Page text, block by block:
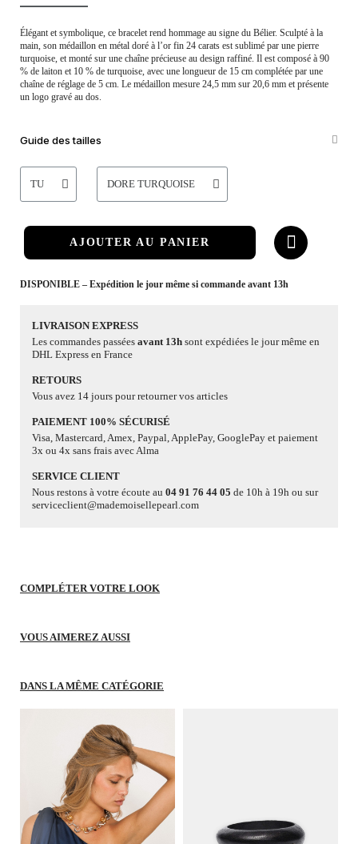
Élégant et symbolique, ce bracelet rend hommage au signe du Bélier. Sculpté à la
main, son médaillon en métal doré à l’or fin 24 carats est sublimé par une pierre
turquoise, et monté sur une chaîne précieuse au design raffiné. Il est composé à 90
% de laiton et 10 % de turquoise, avec une longueur de 15 cm complétée par une
chaîne de réglage de 5 cm. Le médaillon mesure 24,5 mm sur 20,6 mm et présente
un logo gravé au dos.
Guide des tailles
AJOUTER AU PANIER
DISPONIBLE – Expédition le jour même si commande avant 13h
LIVRAISON EXPRESS
Les commandes passées avant 13h sont expédiées le jour même en
DHL Express en France
RETOURS
Vous avez 14 jours pour retourner vos articles
PAIEMENT 100% SÉCURISÉ
Visa, Mastercard, Amex, Paypal, ApplePay, GooglePay et paiement
3x ou 4x sans frais avec Alma
SERVICE CLIENT
Nous restons à votre écoute au 04 91 76 44 05 de 10h à 19h ou sur
serviceclient@mademoisellepearl.com
COMPLÉTER VOTRE LOOK
VOUS AIMEREZ AUSSI
DANS LA MÊME CATÉGORIE